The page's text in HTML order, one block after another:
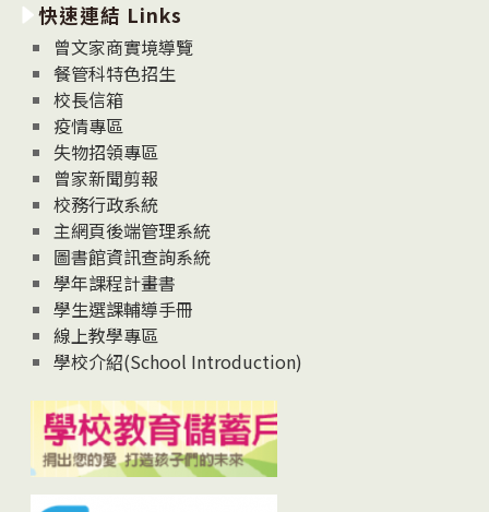
消
息
News
快速連結 Links
曾文家商實境導覽
餐管科特色招生
校長信箱
疫情專區
失物招領專區
曾家新聞剪報
校務行政系統
主網頁後端管理系統
圖書館資訊查詢系統
學年課程計畫書
學生選課輔導手冊
線上教學專區
學校介紹(School Introduction)